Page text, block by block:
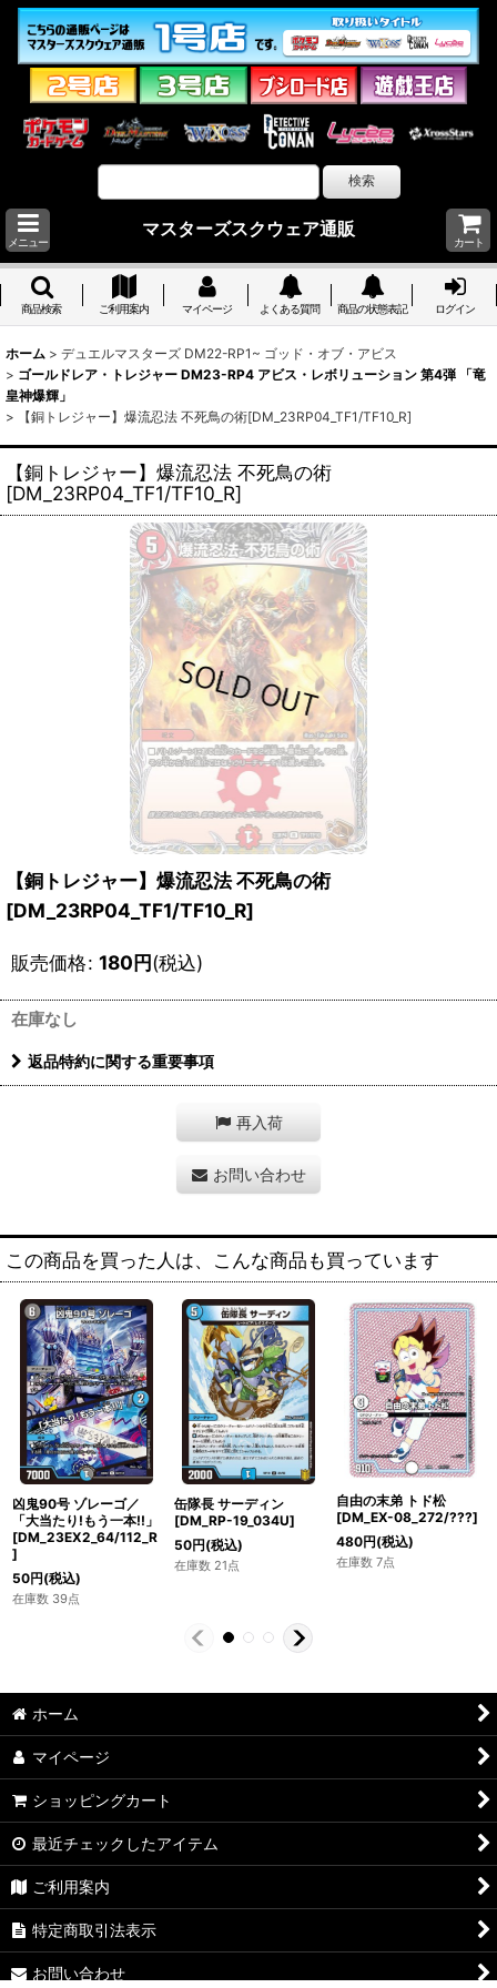
メニュー
マスターズスクウェア通販
カート
商品検索 ご利用案内 マイページ よくある質問 商品の状態表記 ログイン
ホーム > デュエルマスターズ DM22-RP1~ ゴッド・オブ・アビス
> ゴールドレア・トレジャー DM23-RP4 アビス・レボリューション 第4弾 「竜
皇神爆輝」
>
【銅トレジャー】爆流忍法 不死鳥の術[DM_23RP04_TF1/TF10_R]
【銅トレジャー】爆流忍法 不死鳥の術
[DM_23RP04_TF1/TF10_R]
【銅トレジャー】爆流忍法 不死鳥の術
[DM_23RP04_TF1/TF10_R]
販売価格: 180円(税込)
在庫なし
返品特約に関する重要事項
再入荷
お問い合わせ
この商品を買った人は、こんな商品も買っています
凶鬼90号 ゾレーゴ／
「大当たり!もう一本!!」
[DM_23EX2_64/112_R
]
50円(税込)
在庫数 39点
缶隊長 サーディン
[DM_RP-19_034U]
50円(税込)
在庫数 21点
自由の末弟 トド松
[DM_EX-08_272/???]
480円(税込)
在庫数 7点
ホーム
マイページ
ショッピングカート
最近チェックしたアイテム
ご利用案内
特定商取引法表示
お問い合わせ